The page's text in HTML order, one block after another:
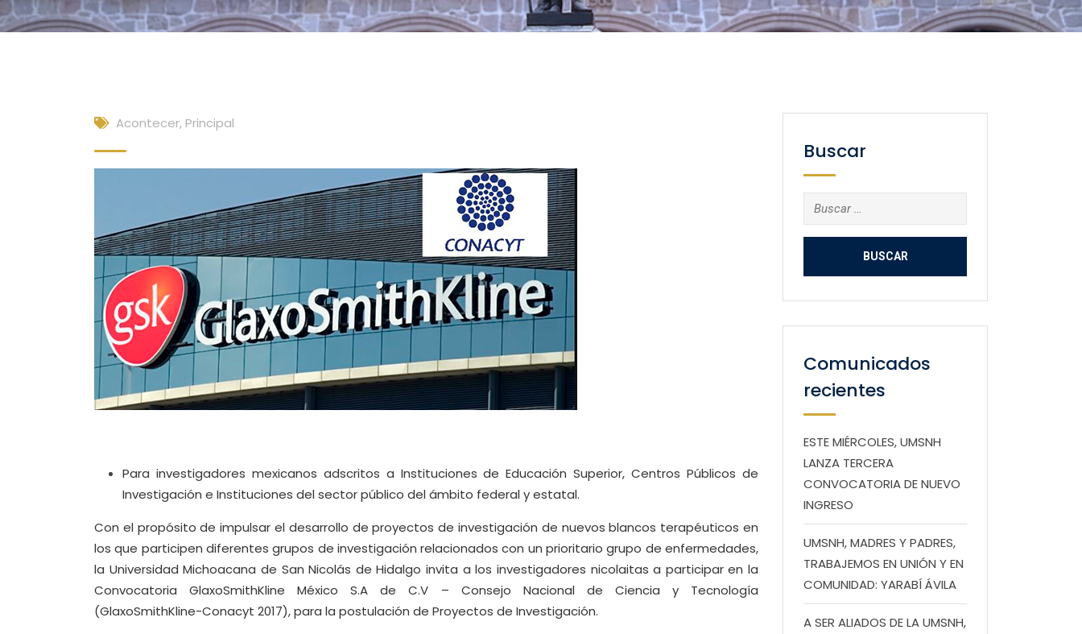
Acontecer, Principal
Para investigadores mexicanos adscritos a Instituciones de Educación Superior, Centros Públicos de
Investigación e Instituciones del sector público del ámbito federal y estatal.
Con el propósito de impulsar el desarrollo de proyectos de investigación de nuevos blancos terapéuticos en
los que participen diferentes grupos de investigación relacionados con un prioritario grupo de enfermedades,
la Universidad Michoacana de San Nicolás de Hidalgo invita a los investigadores nicolaitas a participar en la
Convocatoria GlaxoSmithKline México S.A de C.V – Consejo Nacional de Ciencia y Tecnología
(GlaxoSmithKline-Conacyt 2017), para la postulación de Proyectos de Investigación.
Buscar
Buscar:
Comunicados
recientes
ESTE MIÉRCOLES, UMSNH
LANZA TERCERA
CONVOCATORIA DE NUEVO
INGRESO
UMSNH, MADRES Y PADRES,
TRABAJEMOS EN UNIÓN Y EN
COMUNIDAD: YARABÍ ÁVILA
A SER ALIADOS DE LA UMSNH,